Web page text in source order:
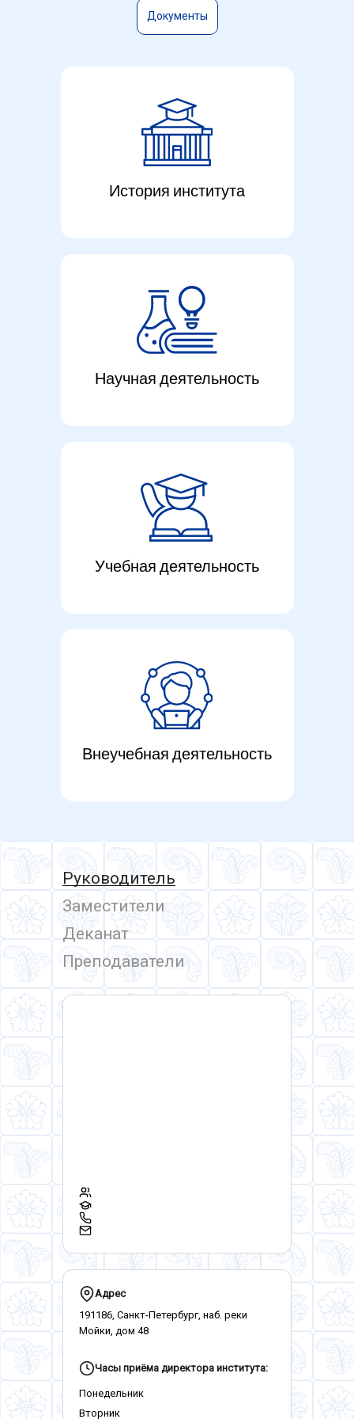
Султанов Константин Викторович
Документы
История института
Научная деятельность
Учебная деятельность
Внеучебная деятельность
Руководитель
Заместители
Деканат
Преподаватели
Адрес
191186, Санкт-Петербург, наб. реки
Мойки, дом 48
Часы приёма директора института:
Понедельник
Вторник